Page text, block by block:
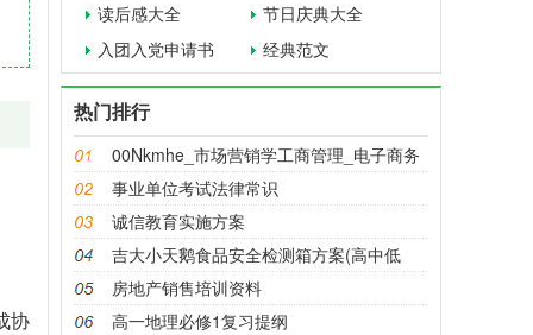
协
读后感大全
节日庆典大全
入团入党申请书
经典范文
热门排行
00Nkmhe_市场营销学工商管理_电子商务
_
事业单位考试法律常识
诚信教育实施方案
吉大小天鹅食品安全检测箱方案(高中低
房地产销售培训资料
高一地理必修1复习提纲